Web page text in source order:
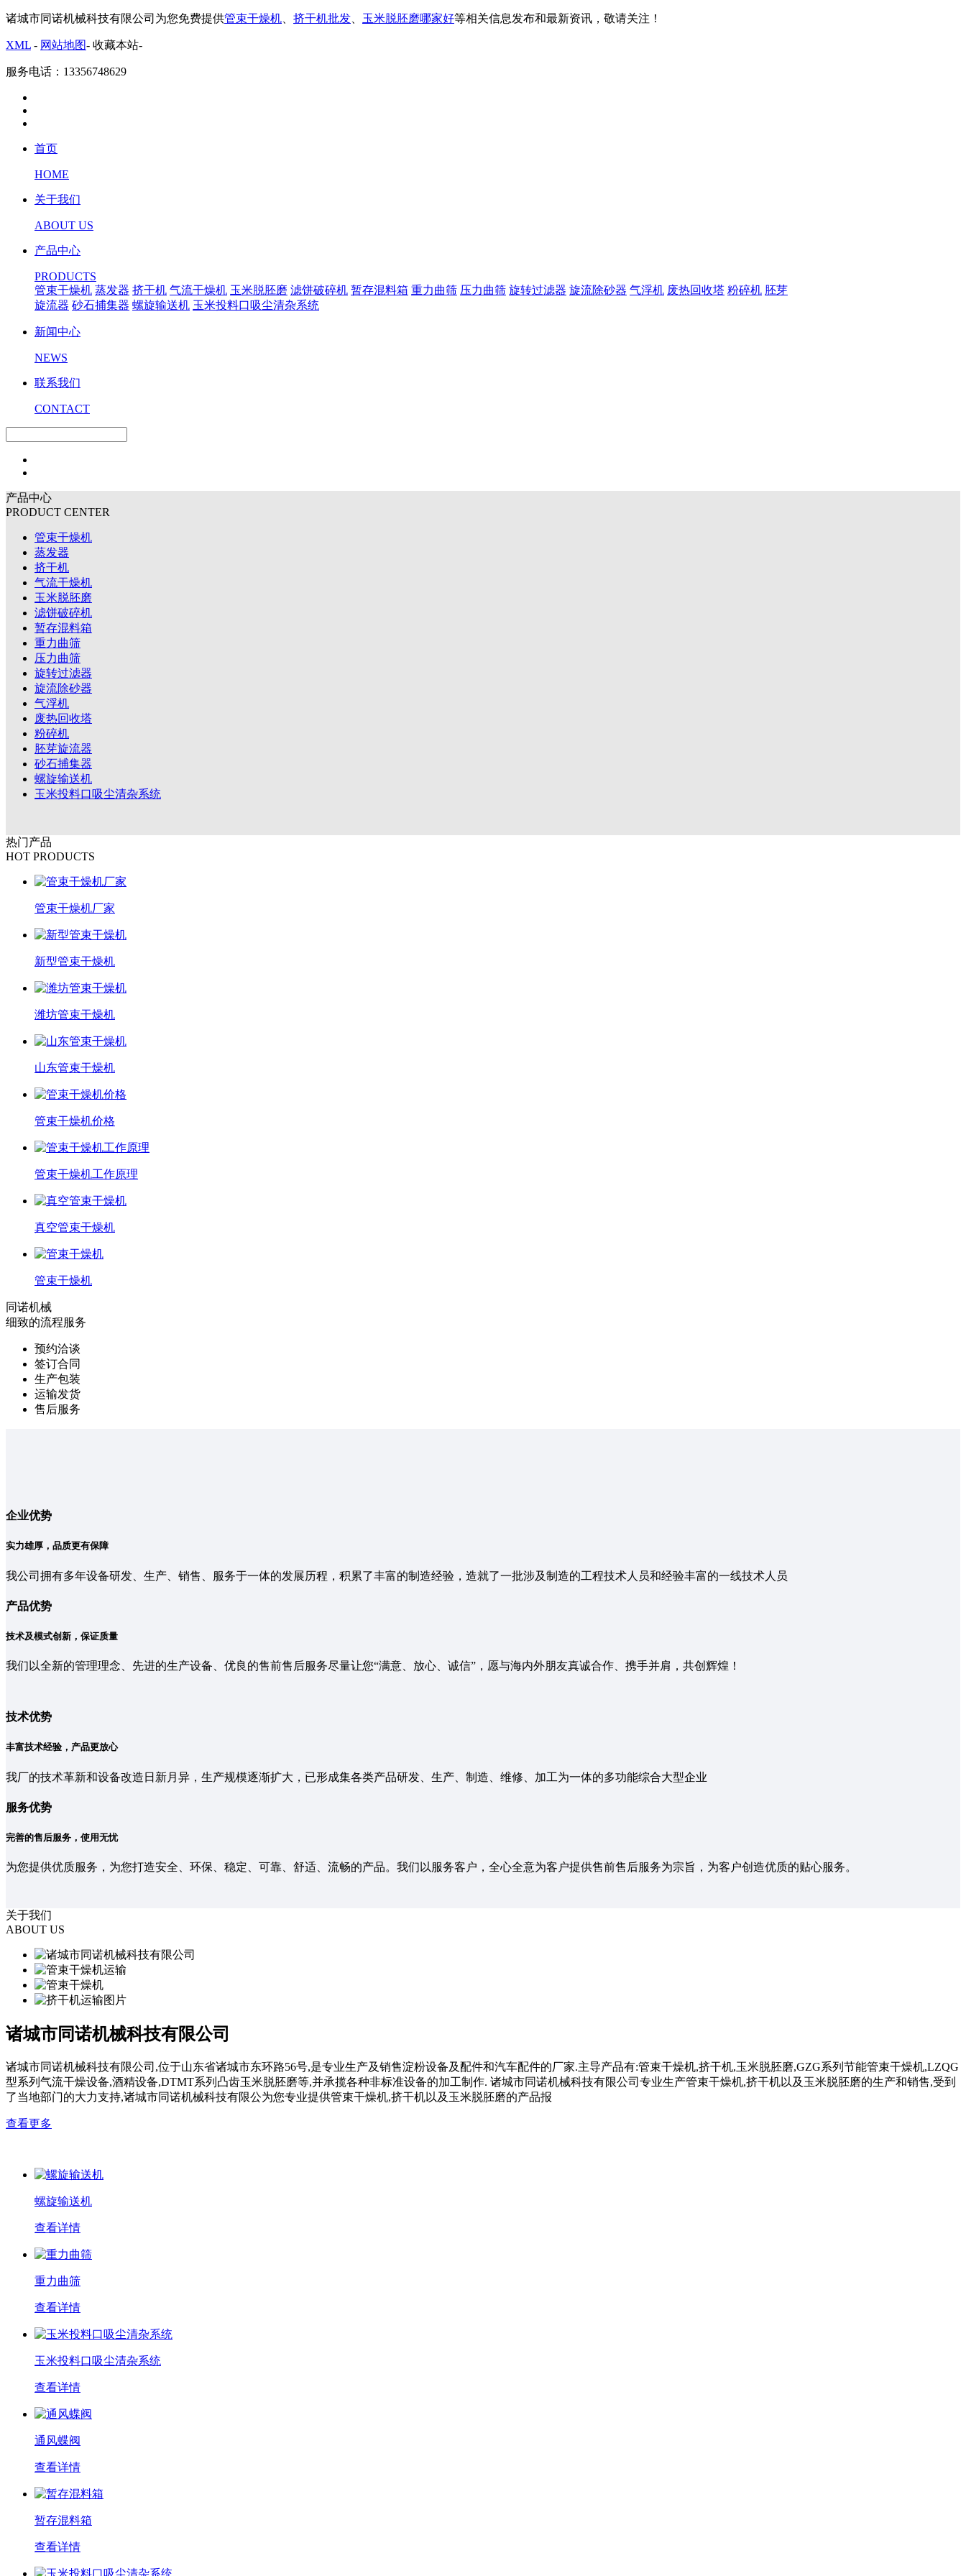
诸城市同诺机械科技有限公司为您免费提供管束干燥机 挤干机批发 玉米脱胚磨哪家好等相关信息发布和最新资讯，敬请关注！
XML - 网站地图- 收藏本站-
服务电话：13356748629
首页
HOME
关于我们
ABOUT US
产品中心
PRODUCTS
管束干燥机 蒸发器 挤干机 气流干燥机 玉米脱胚磨 滤饼破碎机 暂存混料箱 重力曲筛 压力曲筛 旋转过滤器 旋流除砂器 气浮机 废热回收塔 粉碎机 胚芽
旋流器 砂石捕集器 螺旋输送机 玉米投料口吸尘清杂系统
新闻中心
NEWS
联系我们
CONTACT
产品中心
PRODUCT CENTER
管束干燥机
蒸发器
挤干机
气流干燥机
玉米脱胚磨
滤饼破碎机
暂存混料箱
重力曲筛
压力曲筛
旋转过滤器
旋流除砂器
气浮机
废热回收塔
粉碎机
胚芽旋流器
砂石捕集器
螺旋输送机
玉米投料口吸尘清杂系统
热门产品
HOT PRODUCTS
管束干燥机厂家
新型管束干燥机
潍坊管束干燥机
山东管束干燥机
管束干燥机价格
管束干燥机工作原理
真空管束干燥机
管束干燥机
同诺机械
细致的流程服务
预约洽谈
签订合同
生产包装
运输发货
售后服务
企业优势
实力雄厚，品质更有保障
我公司拥有多年设备研发、生产、销售、服务于一体的发展历程，积累了丰富的制造经验，造就了一批涉及制造的工程技术人员和经验丰富的一线技术人员
产品优势
技术及模式创新，保证质量
我们以全新的管理理念、先进的生产设备、优良的售前售后服务尽量让您“满意、放心、诚信”，愿与海内外朋友真诚合作、携手并肩，共创辉煌！
技术优势
丰富技术经验，产品更放心
我厂的技术革新和设备改造日新月异，生产规模逐渐扩大，已形成集各类产品研发、生产、制造、维修、加工为一体的多功能综合大型企业
服务优势
完善的售后服务，使用无忧
为您提供优质服务，为您打造安全、环保、稳定、可靠、舒适、流畅的产品。我们以服务客户，全心全意为客户提供售前售后服务为宗旨，为客户创造优质的贴心服务。
关于我们
ABOUT US
诸城市同诺机械科技有限公司
诸城市同诺机械科技有限公司,位于山东省诸城市东环路56号,是专业生产及销售淀粉设备及配件和汽车配件的厂家.主导产品有:管束干燥机,挤干机,玉米脱胚磨,GZG系列节能管束干燥机,LZQG
型系列气流干燥设备,酒精设备,DTMT系列凸齿玉米脱胚磨等,并承揽各种非标准设备的加工制作. 诸城市同诺机械科技有限公司专业生产管束干燥机,挤干机以及玉米脱胚磨的生产和销售,受到
了当地部门的大力支持,诸城市同诺机械科技有限公为您专业提供管束干燥机,挤干机以及玉米脱胚磨的产品报
查看更多
螺旋输送机
查看详情
重力曲筛
查看详情
玉米投料口吸尘清杂系统
查看详情
通风蝶阀
查看详情
暂存混料箱
查看详情